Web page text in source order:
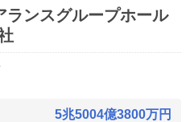
ランスグループホール
5兆5004億3800万円